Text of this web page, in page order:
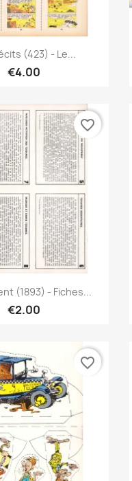
Quick view
(423) - Le...
€4.00
Quick view
(1893) - Fiches...
€2.00
favorite_border
favorite_border